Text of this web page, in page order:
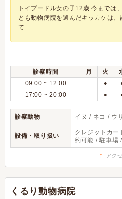
トイプードル女の子12歳 今までは
とも動物病院を選んだキッカケは、
て...
診察時間 月 火
09:00 ~ 12:00
●
17:00 ~ 20:00 ●
診察動物 イヌ / ネコ / ウ
設備・取り扱い
クレジットカー
約可能 / 駐車場
↑ アク
くるり動物病院